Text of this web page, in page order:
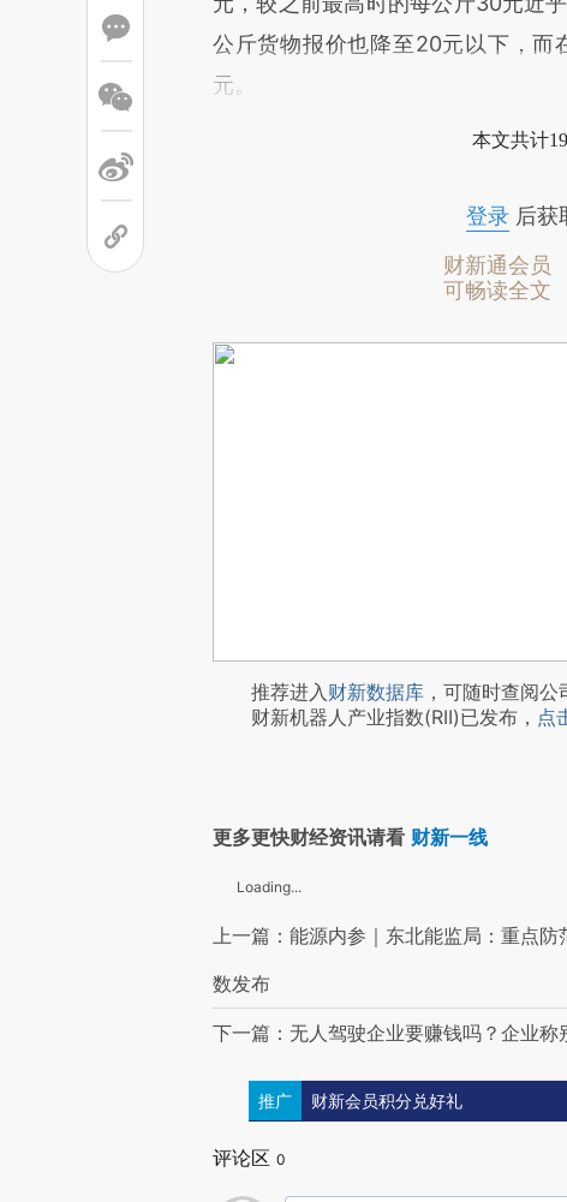
公斤货物报价也降至20元以下，
元。
本文共计
登录后获
财新通会员
可畅读全文
推荐进入财新数据库 ，可随时查阅
财新机器人产业指数(RII)已发布， 点
更多更快财经资讯请看 财新一线
Loading...
上一篇：能源内参｜东北能监局：重点
数发布
下一篇：无人驾驶企业要赚钱吗？企业称
推广 财新会员积分兑好礼
评论区 0